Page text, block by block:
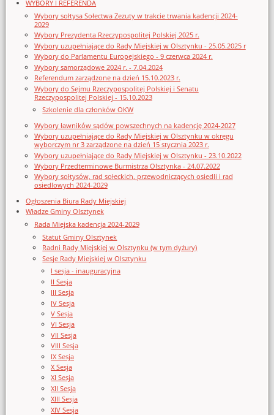
WYBORY I REFERENDA
Wybory sołtysa Sołectwa Zezuty w trakcie trwania kadencji 2024-
2029
Wybory Prezydenta Rzeczypospolitej Polskiej 2025 r.
Wybory uzupełniające do Rady Miejskiej w Olsztynku - 25.05.2025 r
Wybory do Parlamentu Europejskiego - 9 czerwca 2024 r.
Wybory samorządowe 2024 r. - 7.04.2024
Referendum zarządzone na dzień 15.10.2023 r.
Wybory do Sejmu Rzeczypospolitej Polskiej i Senatu
Rzeczypospolitej Polskiej - 15.10.2023
Szkolenie dla członków OKW
Wybory ławników sądów powszechnych na kadencję 2024-2027
Wybory uzupełniające do Rady Miejskiej w Olsztynku w okręgu
wyborczym nr 3 zarządzone na dzień 15 stycznia 2023 r.
Wybory uzupełniające do Rady Miejskiej w Olsztynku - 23.10.2022
Wybory Przedterminowe Burmistrza Olsztynka - 24.07.2022
Wybory sołtysów, rad sołeckich, przewodniczących osiedli i rad
osiedlowych 2024-2029
Ogłoszenia Biura Rady Miejskiej
Władze Gminy Olsztynek
Rada Miejska kadencja 2024-2029
Statut Gminy Olsztynek
Radni Rady Miejskiej w Olsztynku (w tym dyżury)
Sesje Rady Miejskiej w Olsztynku
I sesja - inauguracyjna
II Sesja
III Sesja
IV Sesja
V Sesja
VI Sesja
VII Sesja
VIII Sesja
IX Sesja
X Sesja
XI Sesja
XII Sesja
XIII Sesja
XIV Sesja